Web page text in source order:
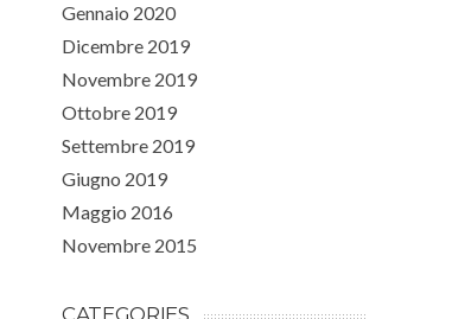
Gennaio 2020
Dicembre 2019
Novembre 2019
Ottobre 2019
Settembre 2019
Giugno 2019
Maggio 2016
Novembre 2015
CATEGORIES